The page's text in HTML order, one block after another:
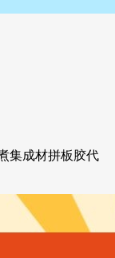
集成材拼板胶代